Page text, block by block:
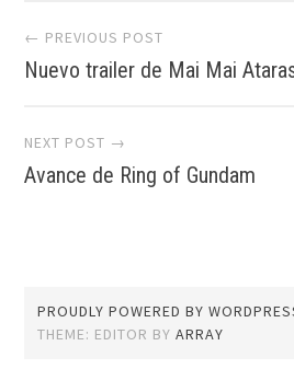
Post
navigation
← PREVIOUS POST
Nuevo trailer de Mai Mai
NEXT POST →
Avance de Ring of Gundam
PROUDLY POWERED BY
THEME: EDITOR BYARRAY